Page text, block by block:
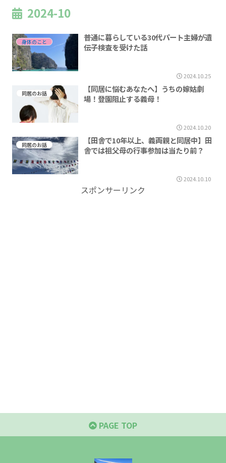
2024-10
身体のこと
普通に暮らしている30代パート主婦が遺
伝子検査を受けた話
2024.10.25
同居のお話
【同居に悩むあなたへ】うちの嫁姑劇
場！登園阻止する義母！
2024.10.20
同居のお話
【田舎で10年以上、義両親と同居中】田
舎では祖父母の行事参加は当たり前？
2024.10.10
スポンサーリンク
PAGE TOP